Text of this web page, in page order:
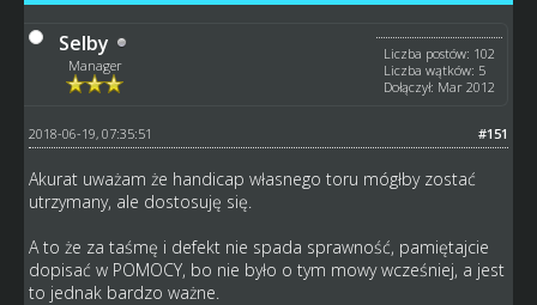
Selby
Manager
Liczba postów: 102
Liczba wątków: 5
Dołączył: Mar 2012
#151
2018-06-19, 07:35:51
Akurat uważam że handicap własnego toru mógłby zostać
utrzymany, ale dostosuję się.
A to że za taśmę i defekt nie spada sprawność, pamiętajcie
dopisać w POMOCY, bo nie było o tym mowy wcześniej, a jest
to jednak bardzo ważne.